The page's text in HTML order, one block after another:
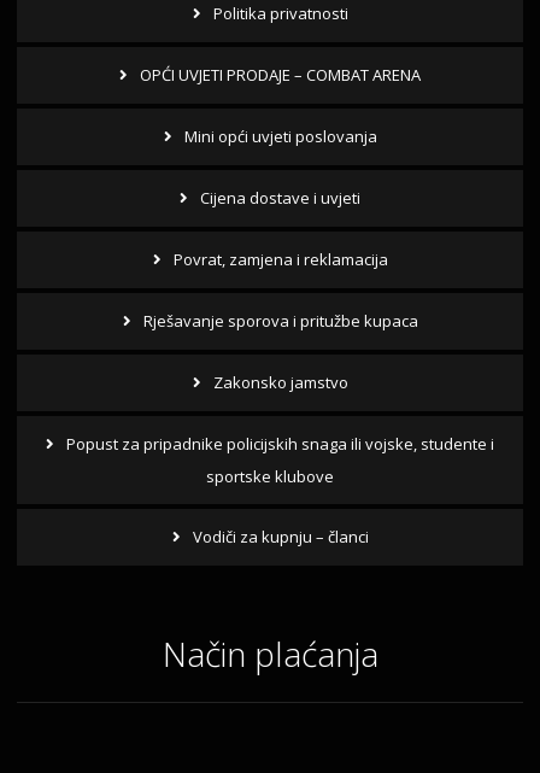
Politika privatnosti
OPĆI UVJETI PRODAJE – COMBAT ARENA
Mini opći uvjeti poslovanja
Cijena dostave i uvjeti
Povrat, zamjena i reklamacija
Rješavanje sporova i pritužbe kupaca
Zakonsko jamstvo
Popust za pripadnike policijskih snaga ili vojske, studente i
sportske klubove
Vodiči za kupnju – članci
Način plaćanja